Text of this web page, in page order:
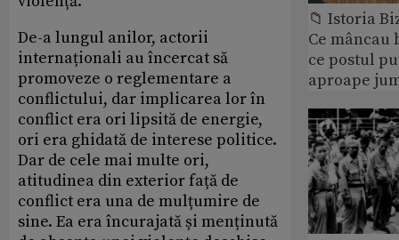
De-a lungul anilor, actorii
internaționali au încercat să
promoveze o reglementare a
conflictului, dar implicarea lor în
conflict era ori lipsită de energie,
ori era ghidată de interese politice.
Dar de cele mai multe ori,
atitudinea din exterior față de
conflict era una de mulțumire de
sine. Ea era încurajată și menținută
📁 Istoria
Ce
ce postul
aproape